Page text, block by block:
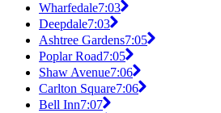
Wharfedale7:03
Deepdale7:03
Ashtree Gardens7:05
Poplar Road7:05
Shaw Avenue7:06
Carlton Square7:06
Bell Inn7:07